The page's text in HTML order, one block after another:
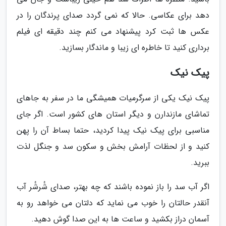
دهد برای عکاسی. حالا که نمی گردد صدای پرندگان را در
عکس ها ثبت کرد پیشنهاد می کنم چند دقیقه ای فیلم
برداری کنید تا خاطره ای زیبا و ماندگار بسازید.
پیک نیک
پیک نیک یکی از سرگرمیات همیشگی ما در سفر به جاهای
تماشای مازندارن و دیگر استان های کشور است. اگر جای
مناسبی برای پیک نیک پیدا کردید، حتما بساط آن را پهن
کنید و از لحظات آرامش بخش و سکون سد و جنگل لذت
ببرید.
اگر آب سد را باز نموده باشند که چه بهتر، صدای شُرشُر آب
آنقدر حالتان را خوب می نماید که دلتان می خواهد رو به
آسمان دراز بکشید و ساعت ها به این صدا گوش دهید.